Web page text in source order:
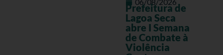
Prefeitura de
Lagoa Seca
abre I Semana
de Combate à
Violência